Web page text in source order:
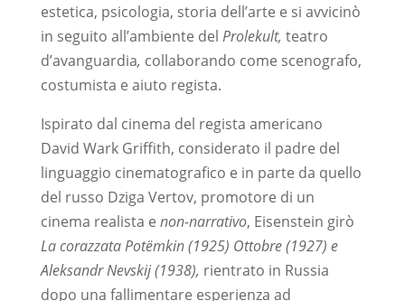
estetica, psicologia, storia dell’arte e si avvicinò
in seguito all’ambiente del Prolekult, teatro
d’avanguardia, collaborando come scenografo,
costumista e aiuto regista.
Ispirato dal cinema del regista americano
David Wark Griffith, considerato il padre del
linguaggio cinematografico e in parte da quello
del russo Dziga Vertov, promotore di un
cinema realista e non-narrativo, Eisenstein girò
La corazzata Potëmkin (1925) Ottobre (1927) e
Aleksandr Nevskij (1938), rientrato in Russia
dopo una fallimentare esperienza ad